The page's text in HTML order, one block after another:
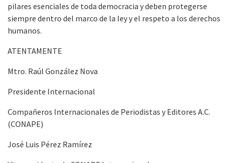
pilares esenciales de toda democracia y deben protegerse
siempre dentro del marco de la ley y el respeto a los derechos
humanos.
ATENTAMENTE
Mtro. Raúl González Nova
Presidente Internacional
Compañeros Internacionales de Periodistas y Editores A.C.
(CONAPE)
José Luis Pérez Ramírez